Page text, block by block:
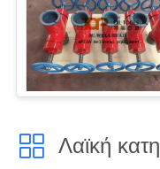
Λαϊκή